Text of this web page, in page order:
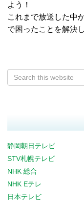
よう！
これまで放送した中
で困ったことを解決
静岡朝日テレビ
STV札幌テレビ
NHK 総合
NHK Eテレ
日本テレビ